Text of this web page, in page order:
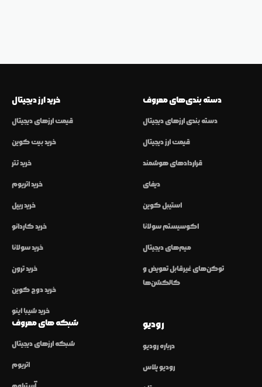
خرید ارز دیجیتال
قیمت ارزهای دیجیتال
خرید بیت کوین
خرید تتر
خرید اتریوم
خرید ریپل
خرید کاردانو
خرید سولانا
خرید ترون
خرید دوج کوین
خرید شیبا اینو
دسته بندی‌های معروف
دسته بندی ارزهای دیجیتال
قیمت ارز دیجیتال
قراردادهای هوشمند
دیفای
استیبل کوین
اکوسیستم سولانا
میم‌های دیجیتال
توکن‌های غیرقابل تعویض و
کالکشن‌ها
شبکه های معروف
شبکه ارزهای دیجیتال
اتریوم
رودیو
درباره رودیو
رودیو پلاس